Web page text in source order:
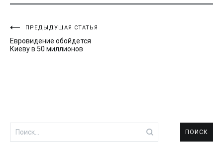
Навигация
по
ПРЕДЫДУЩАЯ СТАТЬЯ
Евровидение обойдется
Киеву в 50 миллионов
Найти: